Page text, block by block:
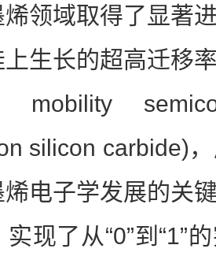
领域取得了显著
生长的超高迁移
mobility
silicon carbide)
电子学发展的关
现了从“0”到“1”